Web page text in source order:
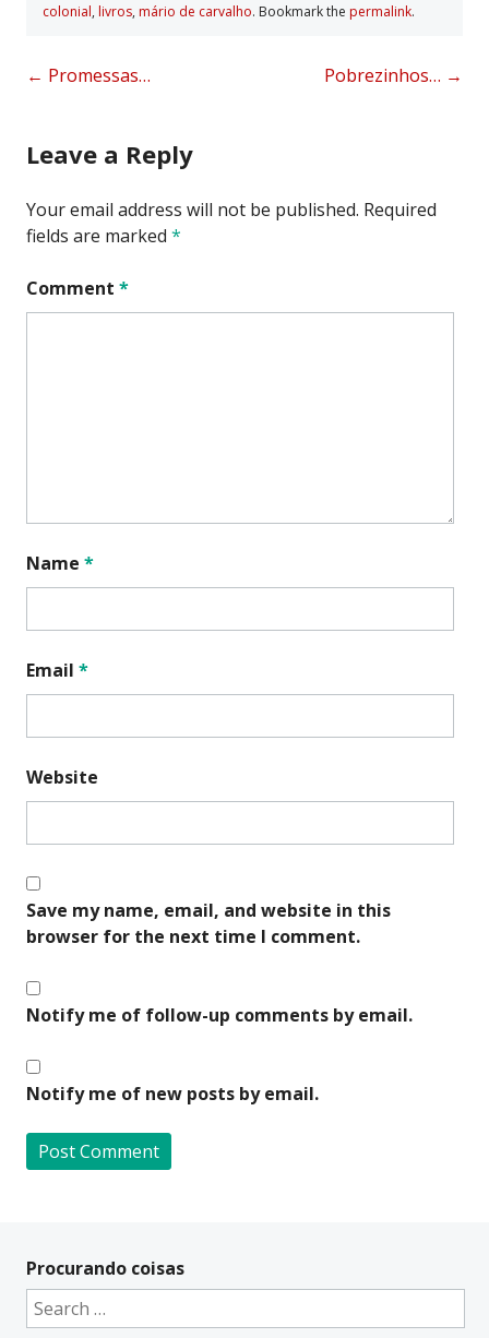
colonial, livros, mário de carvalho. Bookmark the permalink.
Post
← Promessas… Pobrezinhos… →
Leave a Reply
Your email address will not be published. Required
fields are marked *
Comment *
Name *
Email *
Website
Save my name, email, and website in this
browser for the next time I comment.
Notify me of follow-up comments by email.
Notify me of new posts by email.
t
e
Procurando coisas
Search
for: